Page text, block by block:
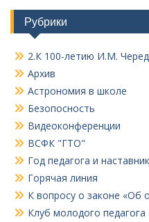
Рубрики
2.К 100-летию И.М.
Архив
Астрономия в школе
Безопосность
Видеоконференции
ВСФК "ГТО"
Год педагога и
Горячая линия
К вопросу о законе «Об
Клуб молодого педагога